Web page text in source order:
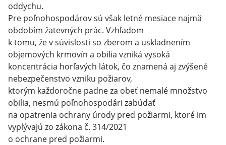
oddychu.
Pre poľnohospodárov sú však letné mesiace najmä
obdobím žatevných prác. Vzhľadom
k tomu, že v súvislosti so zberom a uskladnením
objemových krmovín a obilia vzniká vysoká
koncentrácia horľavých látok, čo znamená aj zvýšené
nebezpečenstvo vzniku požiarov,
ktorým každoročne padne za obeť nemalé množstvo
obilia, nesmú poľnohospodári zabúdať
na opatrenia ochrany úrody pred požiarmi, ktoré im
vyplývajú zo zákona č. 314/2021
o ochrane pred požiarmi.